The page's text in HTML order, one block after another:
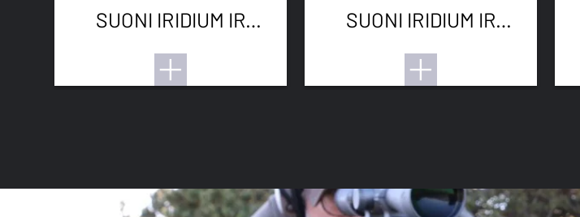
SUONI IRIDIUM IR
RIMFIRE 1/2-20UNF
SUONI IRIDIUM IR
RIMFIRE 1/2-28UNF